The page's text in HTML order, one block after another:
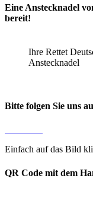
Eine Anstecknadel
bereit!
Ihre Rettet
Anstecknadel
Bitte folgen Sie uns
Einfach auf das Bild
QR Code mit dem